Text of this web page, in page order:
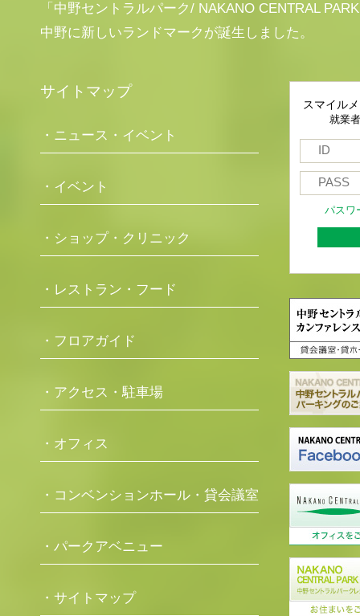
「中野セントラルパーク/ NAKANO CENTRAL
中野に新しいランドマークが誕生しました。
サイトマップ
・ニュース・イベント
・イベント
・ショップ・クリニック
・レストラン・フード
・フロアガイド
・アクセス・駐車場
・オフィス
・コンベンションホール・貸会議室
・パークアベニュー
・サイトマップ
スマイル
就業
パスワ